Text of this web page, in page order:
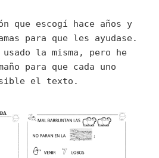
que escogí hace años y
para que les ayudase.
la misma, pero he
para que cada uno
el texto.